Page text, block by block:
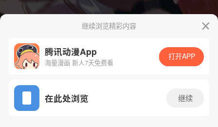
App免费看
继续浏览精彩内容
腾讯动漫App
海量漫画 新人7天免费看
打开APP
在此处浏览 继续